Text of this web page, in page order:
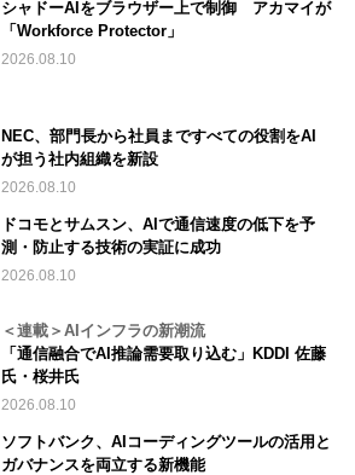
シャドーAIをブラウザー上で制御 アカマイが
「Workforce Protector」
2026.08.10
NEC、部門長から社員まですべての役割をAI
が担う社内組織を新設
2026.08.10
ドコモとサムスン、AIで通信速度の低下を予
測・防止する技術の実証に成功
2026.08.10
＜連載＞AIインフラの新潮流
「通信融合でAI推論需要取り込む」KDDI 佐藤
氏・桜井氏
2026.08.10
ソフトバンク、AIコーディングツールの活用と
ガバナンスを両立する新機能